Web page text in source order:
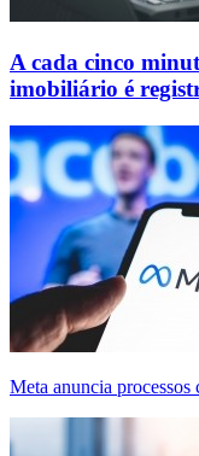
A cada cinco
imobiliário é
Meta anuncia